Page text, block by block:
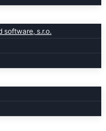
software, s.r.o.